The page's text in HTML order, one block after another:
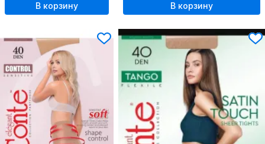
В корзину В корзину